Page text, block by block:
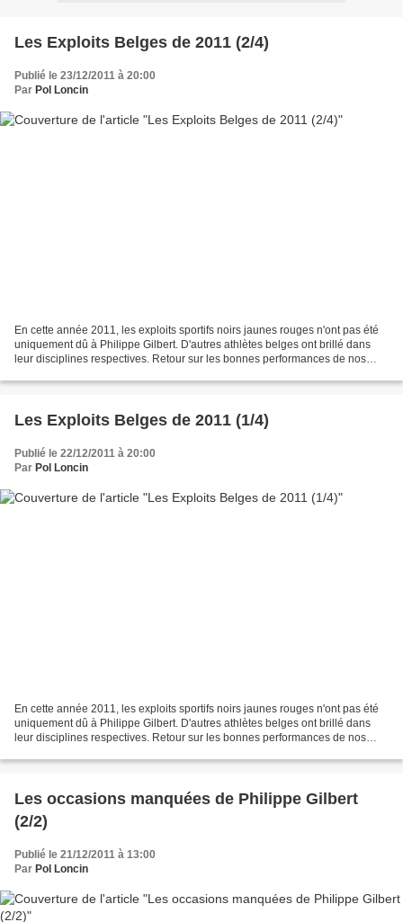
Les Exploits Belges de 2011 (2/4)
Publié le 23/12/2011 à 20:00
Par Pol Loncin
En cette année 2011, les exploits sportifs noirs jaunes rouges n'ont pas été
uniquement dû à Philippe Gilbert. D'autres athlètes belges ont brillé dans
leur disciplines respectives. Retour sur les bonnes performances de nos
Les Exploits Belges de 2011 (1/4)
Publié le 22/12/2011 à 20:00
Par Pol Loncin
En cette année 2011, les exploits sportifs noirs jaunes rouges n'ont pas été
uniquement dû à Philippe Gilbert. D'autres athlètes belges ont brillé dans
leur disciplines respectives. Retour sur les bonnes performances de nos
Les occasions manquées de Philippe Gilbert
(2/2)
Publié le 21/12/2011 à 13:00
Par Pol Loncin